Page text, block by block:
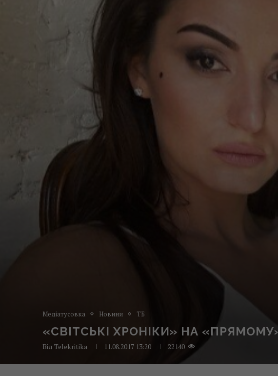
Медіатусовка Новини ТБ
«СВІТСЬКІ ХРОНІКИ» НА
Від Telekritika 11.08.2017 13:20 22140